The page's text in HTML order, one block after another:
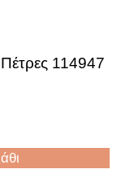
114947